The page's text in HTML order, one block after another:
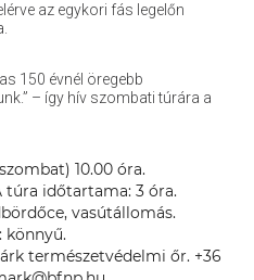
az egykori fás legelőn
150 évnél öregebb
– így hív szombati túrára a
10.00 óra.
túra időtartama: 3 óra.
vasútállomás.
könnyű.
természetvédelmi őr. +36